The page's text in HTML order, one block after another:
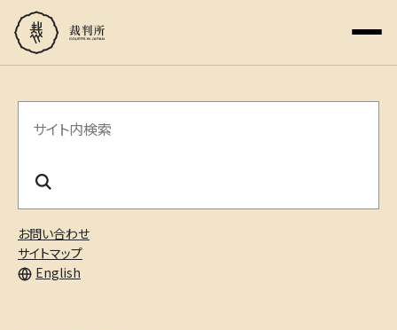
お問い合わせ
サイトマップ
English
サ
内
検
索